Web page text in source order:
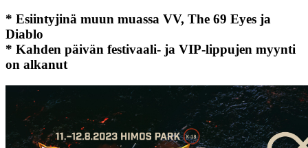
* Esiintyjinä muun muassa VV, The 69 Eyes ja
Diablo
* Kahden päivän festivaali- ja VIP-lippujen myynti
on alkanut